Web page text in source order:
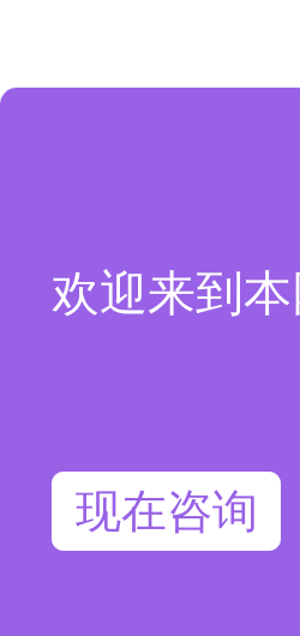
欢迎来到
现在咨询